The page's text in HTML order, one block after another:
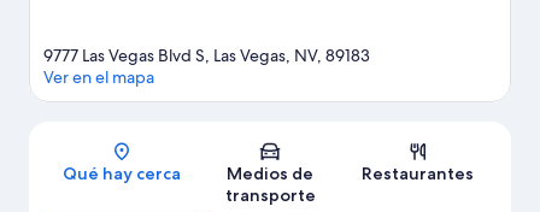
Sección del mapa
9777 Las Vegas Blvd S, Las Vegas, NV, 89183
Ver en el mapa
Qué hay cerca
Medios de
transporte
Restaurantes